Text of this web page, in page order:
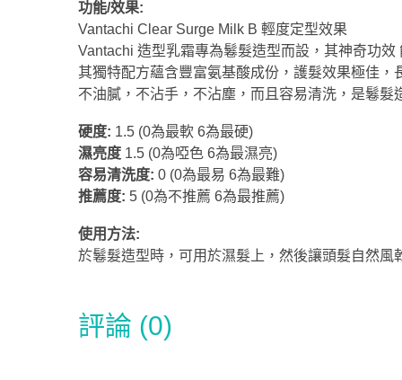
功能/效果:
Vantachi Clear Surge Milk B 輕度定型效果
Vantachi 造型乳霜專為鬈髮造型而設，其神奇功效
其獨特配方蘊含豐富氨基酸成份， 護髮效果極佳 ，
不油膩，不沾手，不沾塵，而且容易清洗，是鬈髮
硬度: 1.5 (0為最軟 6為最硬)
濕亮度 1.5 (0為啞色 6為最濕亮)
容易清洗度: 0 (0為最易 6為最難)
推薦度: 5 (0為不推薦 6為最推薦)
使用方法:
於鬈髮造型時，可用於濕髮上，然後讓頭髮自然風
評論 (0)